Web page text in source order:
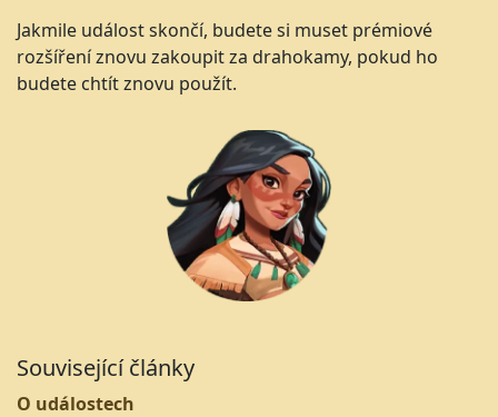
Jakmile událost skončí, budete si muset prémiové
rozšíření znovu zakoupit za drahokamy, pokud ho
budete chtít znovu použít.
Související články
O událostech